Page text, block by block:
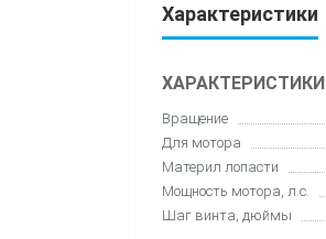
Характеристики
ХАРАКТЕРИСТИКИ
Вращение
Для мотора
Материл лопасти
Мощность мотора, л.с.
Шаг винта, дюймы